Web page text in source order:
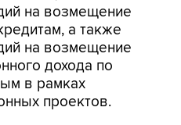
на возмещение
а также
на возмещение
дохода по
в рамках
проектов.